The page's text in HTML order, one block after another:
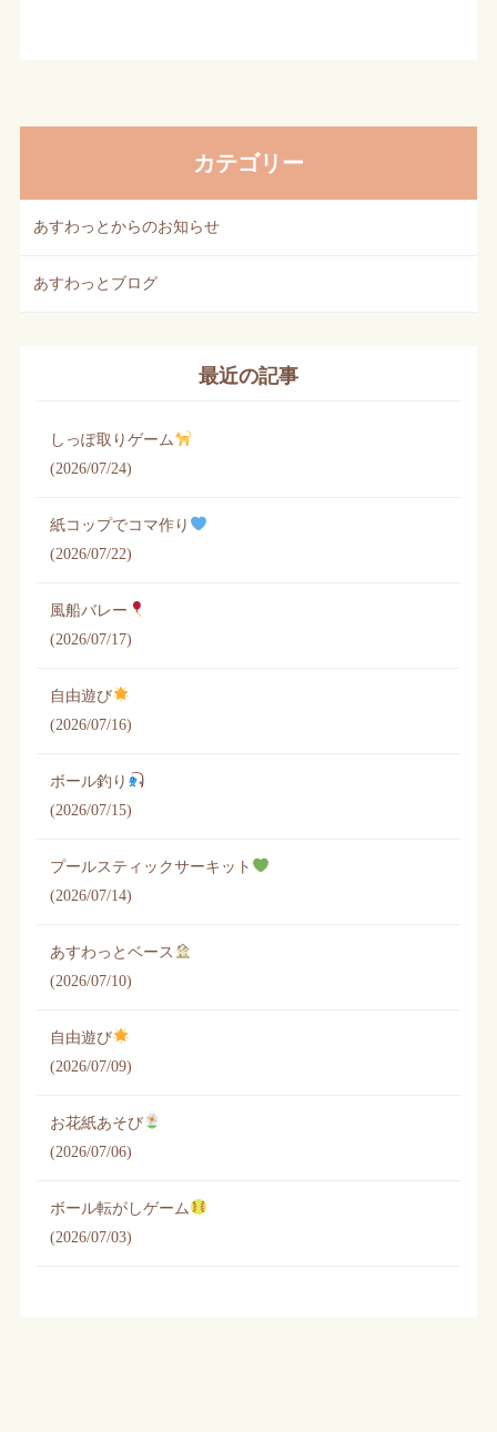
カテゴリー
あすわっとからのお知らせ
あすわっとブログ
最近の記事
しっぽ取りゲーム
(2026/07/24)
紙コップでコマ作り
(2026/07/22)
風船バレー
(2026/07/17)
自由遊び
(2026/07/16)
ボール釣り
(2026/07/15)
プールスティックサーキット
(2026/07/14)
あすわっとベース
(2026/07/10)
自由遊び
(2026/07/09)
お花紙あそび
(2026/07/06)
ボール転がしゲーム
(2026/07/03)